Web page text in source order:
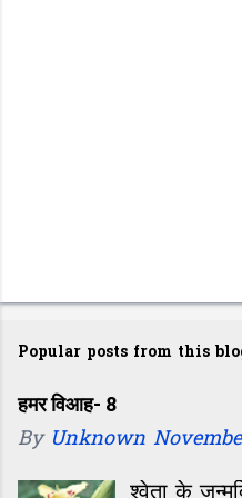
Popular posts from this
हमर विआह- 8
By Unknown